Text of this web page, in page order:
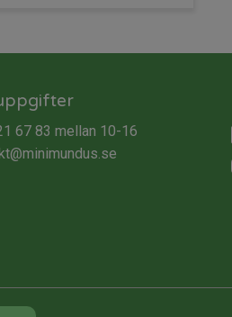
67 83 mellan 10-16